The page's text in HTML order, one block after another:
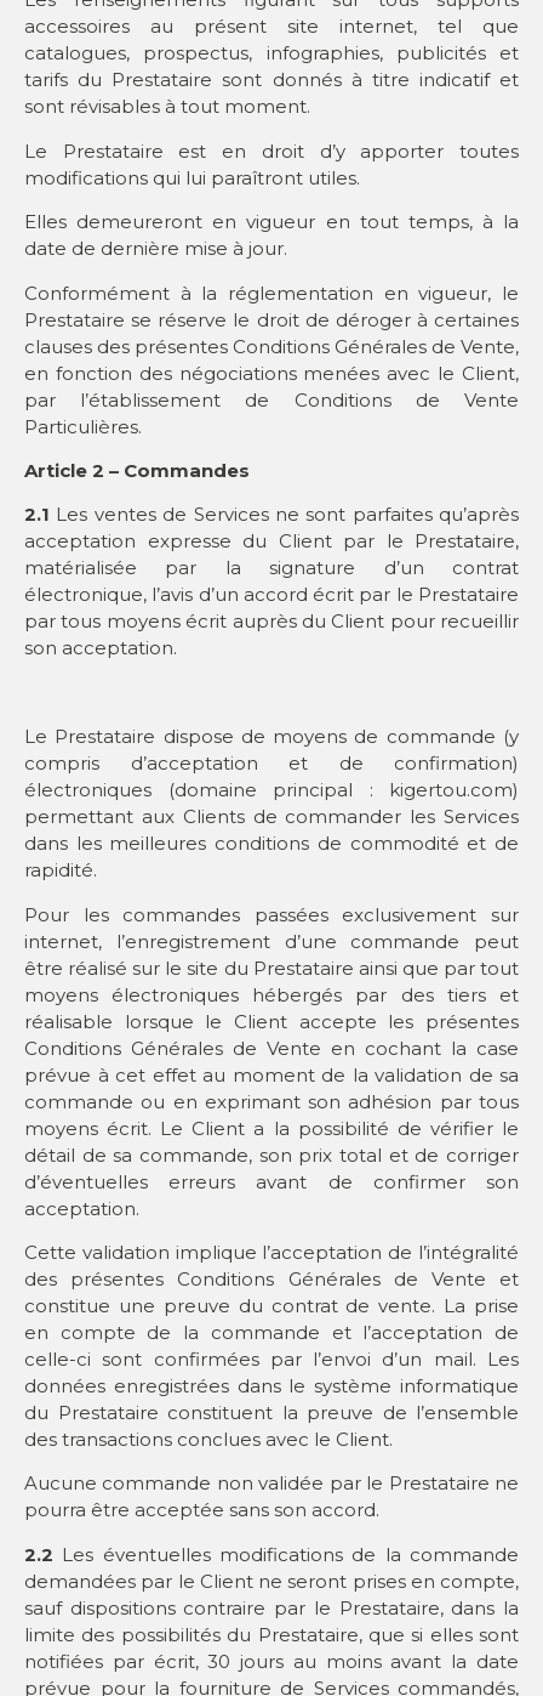
accessoires au présent site internet, tel que
catalogues, prospectus, infographies, publicités et
tarifs du Prestataire sont donnés à titre indicatif et
sont révisables à tout moment.
Le Prestataire est en droit d’y apporter toutes
modifications qui lui paraîtront utiles.
Elles demeureront en vigueur en tout temps, à la
date de dernière mise à jour.
Conformément à la réglementation en vigueur, le
Prestataire se réserve le droit de déroger à certaines
clauses des présentes Conditions Générales de Vente,
en fonction des négociations menées avec le Client,
par l’établissement de Conditions de Vente
Particulières.
Article 2 – Commandes
2.1 Les ventes de Services ne sont parfaites qu’après
acceptation expresse du Client par le Prestataire,
matérialisée par la signature d’un contrat
électronique, l’avis d’un accord écrit par le Prestataire
par tous moyens écrit auprès du Client pour recueillir
son acceptation.
Le Prestataire dispose de moyens de commande (y
compris d’acceptation et de confirmation)
électroniques (domaine principal : kigertou.com)
permettant aux Clients de commander les Services
dans les meilleures conditions de commodité et de
rapidité.
Pour les commandes passées exclusivement sur
internet, l’enregistrement d’une commande peut
être réalisé sur le site du Prestataire ainsi que par tout
moyens électroniques hébergés par des tiers et
réalisable lorsque le Client accepte les présentes
Conditions Générales de Vente en cochant la case
prévue à cet effet au moment de la validation de sa
commande ou en exprimant son adhésion par tous
moyens écrit. Le Client a la possibilité de vérifier le
détail de sa commande, son prix total et de corriger
d’éventuelles erreurs avant de confirmer son
acceptation.
Cette validation implique l’acceptation de l’intégralité
des présentes Conditions Générales de Vente et
constitue une preuve du contrat de vente. La prise
en compte de la commande et l’acceptation de
celle-ci sont confirmées par l’envoi d’un mail. Les
données enregistrées dans le système informatique
du Prestataire constituent la preuve de l’ensemble
des transactions conclues avec le Client.
Aucune commande non validée par le Prestataire ne
pourra être acceptée sans son accord.
2.2 Les éventuelles modifications de la commande
demandées par le Client ne seront prises en compte,
sauf dispositions contraire par le Prestataire, dans la
limite des possibilités du Prestataire, que si elles sont
notifiées par écrit, 30 jours au moins avant la date
prévue pour la fourniture de Services commandés,